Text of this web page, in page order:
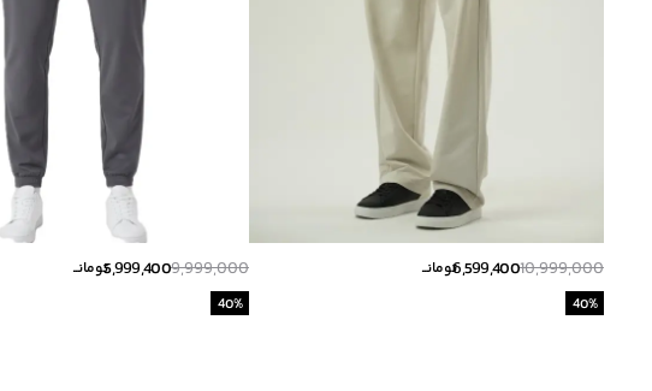
10,999,000
6,599,400تومانــ
40%
9,999,000
5,999,400تومانــ
40%